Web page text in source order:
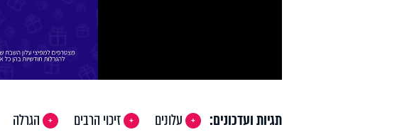
Video
תגיות ועדכונים: עלונים זיכוי הרבים הגרלה